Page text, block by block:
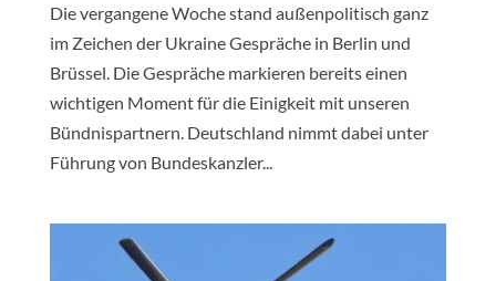
Die vergangene Woche stand außenpolitisch ganz
im Zeichen der Ukraine Gespräche in Berlin und
Brüssel. Die Gespräche markieren bereits einen
wichtigen Moment für die Einigkeit mit unseren
Bündnispartnern. Deutschland nimmt dabei unter
Führung von Bundeskanzler...